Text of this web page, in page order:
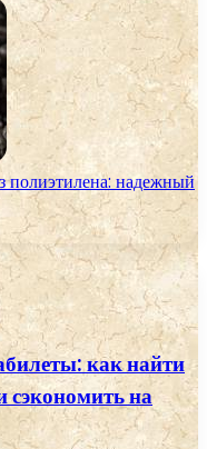
полиэтилена: надежный
как найти
сэкономить на